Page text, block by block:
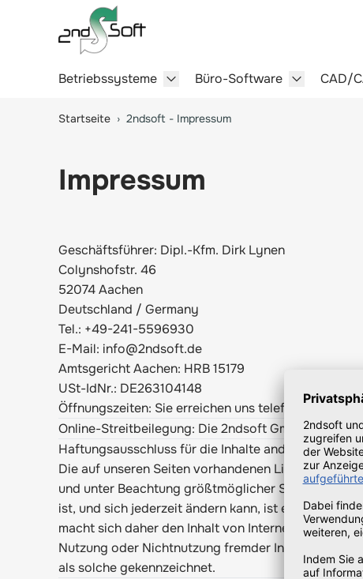
Betriebssysteme
Büro-Software
CAD/
Startseite › 2ndsoft - Impressum
Impressum
Geschäftsführer: Dipl.-Kfm. Dirk Lynen
Colynshofstr. 46
52074 Aachen
Deutschland / Germany
Tel.: +49-241-5596930
E-Mail: info@2ndsoft.de
Amtsgericht Aachen: HRB 15179
USt-IdNr.: DE263104148
Öffnungszeiten: Sie erreichen uns telefonisch Mo. -
Online-Streitbeilegung: Die 2ndsoft GmbH ist
Haftungsausschluss für die Inhalte anderer
Die auf unseren Seiten vorhandenen Links zu den
und unter Beachtung größtmöglicher Sorgfalt
ist, und sich jederzeit ändern kann, ist eine stetige
macht sich daher den Inhalt von Internet-Seiten
Nutzung oder Nichtnutzung fremder Inhalte haftet
als solche gekennzeichnet.